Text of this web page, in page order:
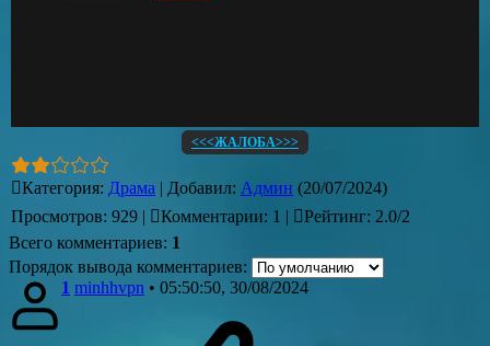
<<<ЖАЛОБА>>>
Категория: Драма | Добавил: Админ (20/07/2024)
Просмотров: 929 | Комментарии: 1 | Рейтинг: 2.0/2
Всего комментариев: 1
Порядок вывода комментариев:
1 minhhvpn • 05:50:50, 30/08/2024